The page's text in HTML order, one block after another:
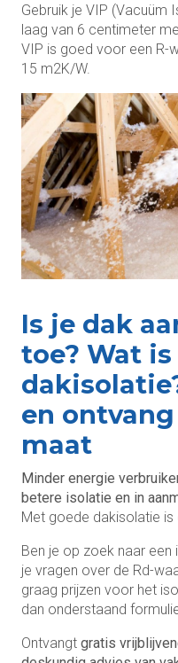
Gebruik je VIP (Vacuüm
laag van 6 centimeter
VIP is goed voor een R-
15 m2K/W.
Is je dak
toe? Wat
en
maat
Minder energie
betere isolatie en in
Met goede dakisolatie
Ben je op zoek naar een
je vragen over de Rd-
graag prijzen voor het
dan onderstaand
Ontvangt gratis